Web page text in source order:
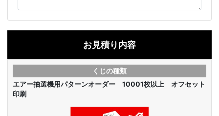
お見積り内容
くじの種類
エアー抽選機用パターンオーダー 10001枚以上 オフセット
印刷